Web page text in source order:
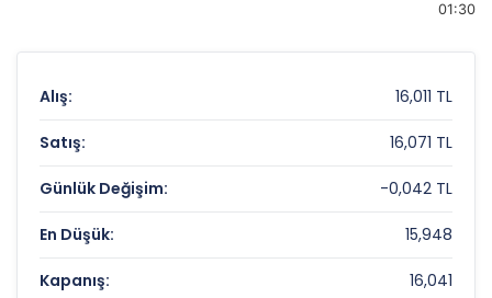
01:30
Alış: 16,011 TL
Satış: 16,071 TL
Günlük Değişim: -0,042 TL
En Düşük: 15,948
Kapanış: 16,041